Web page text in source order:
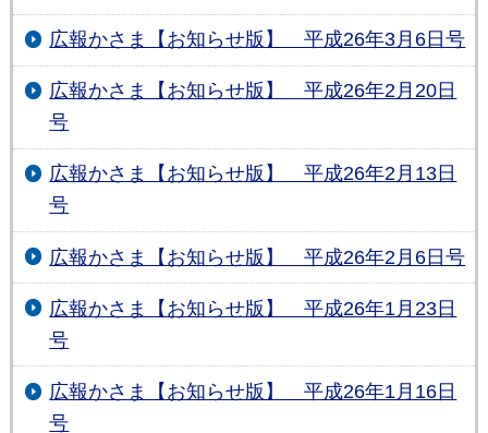
広報かさま【お知らせ版】 平成26年3月6日号
広報かさま【お知らせ版】 平成26年2月20日
号
広報かさま【お知らせ版】 平成26年2月13日
号
広報かさま【お知らせ版】 平成26年2月6日号
広報かさま【お知らせ版】 平成26年1月23日
号
広報かさま【お知らせ版】 平成26年1月16日
号